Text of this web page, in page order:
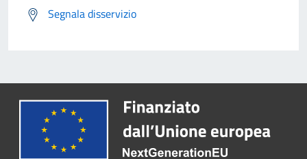
Segnala disservizio